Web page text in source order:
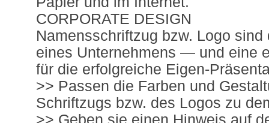
CORPORATE DESIGN
Namensschriftzug bzw. Logo sind
eines Unternehmens — und eine
für die erfolgreiche Eigen-
>> Passen die Farben und
Schriftzugs bzw. des Logos zu
>> Geben sie einen Hinweis auf